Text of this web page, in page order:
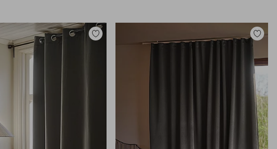
Zu
Zu
Favoriten